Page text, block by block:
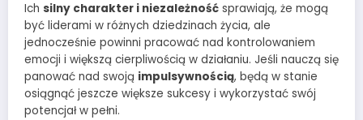
Ich silny charakter i niezależność sprawiają, że mogą
być liderami w różnych dziedzinach życia, ale
jednocześnie powinni pracować nad kontrolowaniem
emocji i większą cierpliwością w działaniu. Jeśli nauczą się
panować nad swoją impulsywnością, będą w stanie
osiągnąć jeszcze większe sukcesy i wykorzystać swój
potencjał w pełni.